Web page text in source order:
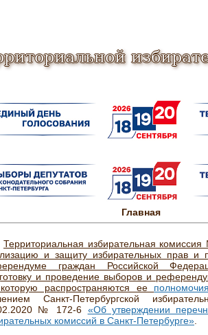
Главная
Территориальная избирательная
и защиту избирательных прав и
граждан Российской
и проведение выборов и
распространяются ее полномочия
Санкт-Петербургской
№ 172-6 «Об утверждении
комиссий в Санкт-Петербурге».